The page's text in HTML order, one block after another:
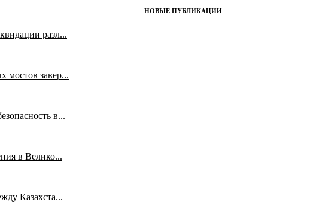
НОВЫЕ ПУБЛИКАЦИИ
разл...
мостов завер...
в...
в Велико...
Казахста...